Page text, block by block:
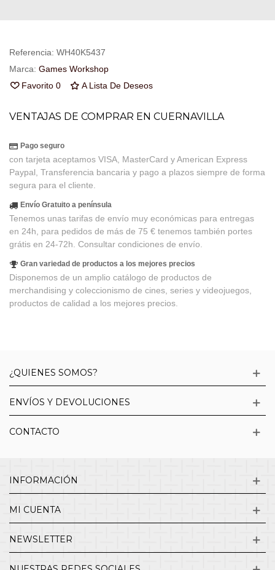
Referencia: WH40K5437
Marca: Games Workshop
Favorito 0 A Lista De Deseos
VENTAJAS DE COMPRAR EN CUERNAVILLA
Pago seguro
con tarjeta aceptamos VISA, MasterCard y American Express
Paypal, Transferencia bancaria y pago a plazos siempre de forma
segura para el cliente.
Envío Gratuito a península
Tenemos unas tarifas de envío muy económicas para entregas
en 24h, para pedidos de más de 75 € tenemos también portes
grátis en 24-72h. Consultar condiciones de envío.
Gran variedad de productos a los mejores precios
Disponemos de un amplio catálogo de productos de
merchandising y coleccionismo de cines, series y videojuegos,
productos de calidad a los mejores precios.
¿QUIENES SOMOS?
ENVÍOS Y DEVOLUCIONES
CONTACTO
INFORMACIÓN
MI CUENTA
NEWSLETTER